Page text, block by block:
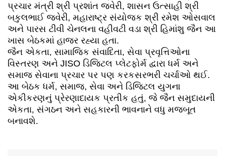
પ્રચાર મંત્રી શ્રી પ્રશાંત જવેરી, શાસન ઉત્સાહી શ્રી
બકુલભાઈ જવેરી, મહારાષ્ટ્ર સંયોજક શ્રી રમેશ ઓસવાલ
અને પારસ ટીવી ચેનલના વહીવટી વડા શ્રી હિમાંશુ જૈન આ
ખાસ બેઠકમાં હાજર રહ્યા હતા.
જૈન એકતા, સામાજિક સંવાદિતા, સેવા પ્રવૃત્તિઓના
વિસ્તરણ અને JISO ડિજિટલ પ્લેટફોર્મ દ્વારા ધર્મ અને
સમાજ સેવાના પ્રચાર પર પણ કરકસરભરી ચર્ચાઓ થઈ.
આ બેઠક ધર્મ, સમાજ, સેવા અને ડિજિટલ યુગના
એકીકરણનું પ્રેરણાદાયક પ્રતીક હતું, જે જૈન સમુદાયની
એકતા, સંગઠન અને સહકારની ભાવનાને વધુ મજબૂત
બનાવશે.